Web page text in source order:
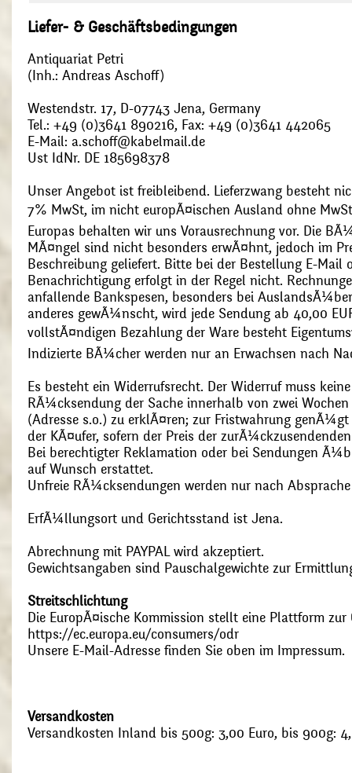
Liefer- & Geschäftsbedingungen
Antiquariat Petri
(Inh.: Andreas Aschoff)
Westendstr. 17, D-07743 Jena, Germany
Tel.: +49 (0)3641 890216, Fax: +49 (0)3641 442065
E-Mail: a.schoff@kabelmail.de
Ust IdNr. DE 185698378
Unser Angebot ist freibleibend. Lieferzwang besteht
7% MwSt, im nicht europÃ¤ischen Ausland ohne
Europas behalten wir uns Vorausrechnung vor. Die
MÃ¤ngel sind nicht besonders erwÃ¤hnt, jedoch im
Beschreibung geliefert. Bitte bei der Bestellung E-Mail
Benachrichtigung erfolgt in der Regel nicht.
anfallende Bankspesen, besonders bei
anderes gewÃ¼nscht, wird jede Sendung ab 40,00
vollstÃ¤ndigen Bezahlung der Ware besteht
Indizierte BÃ¼cher werden nur an Erwachsen nach
Es besteht ein Widerrufsrecht. Der Widerruf muss
RÃ¼cksendung der Sache innerhalb von zwei
(Adresse s.o.) zu erklÃ¤ren; zur Fristwahrung
der KÃ¤ufer, sofern der Preis der
Bei berechtigter Reklamation oder bei Sendungen
auf Wunsch erstattet.
Unfreie RÃ¼cksendungen werden nur nach
ErfÃ¼llungsort und Gerichtsstand ist Jena.
Abrechnung mit PAYPAL wird akzeptiert.
Gewichtsangaben sind Pauschalgewichte zur
Streitschlichtung
Die EuropÃ¤ische Kommission stellt eine Plattform
https://ec.europa.eu/consumers/odr
Unsere E-Mail-Adresse finden Sie oben im Impressum.
Versandkosten
Versandkosten Inland bis 500g: 3,00 Euro, bis 900g: